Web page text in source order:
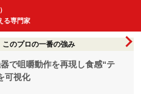
る専門家
このプロの一番の強み
で咀嚼動作を再現し食感“テ
可視化